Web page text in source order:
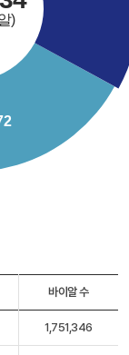
바이알 수
1,751,346